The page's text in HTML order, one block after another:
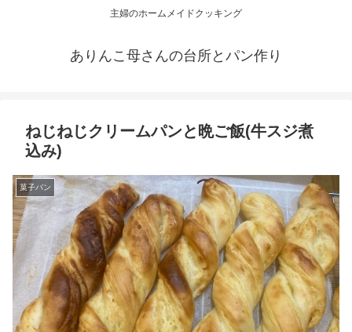
主婦のホームメイドクッキング
ありんこ母さんの台所とパン作り
ねじねじクリームパンと晩ご飯(牛スジ煮
込み)
菓子パン